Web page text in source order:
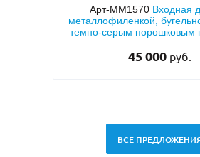
Арт-ММ1570 Входная
металлофиленкой,
темно-серым порошковым
45 000 руб.
ВСЕ